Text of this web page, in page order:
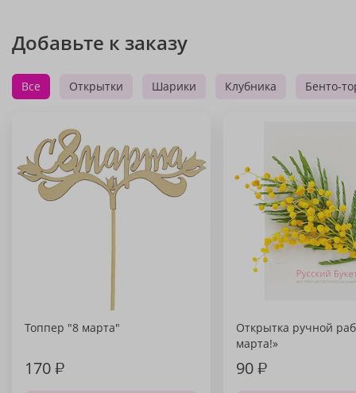
Добавьте к заказу
Все Открытки Шарики Клубника Бенто-
Топпер "8 марта"
170₽
Открытка ручной
марта!»
90₽